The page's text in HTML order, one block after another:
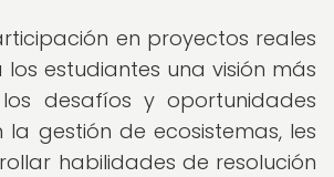
en proyectos reales
estudiantes una visión más
desafíos y oportunidades
la gestión de ecosistemas, les
habilidades de resolución